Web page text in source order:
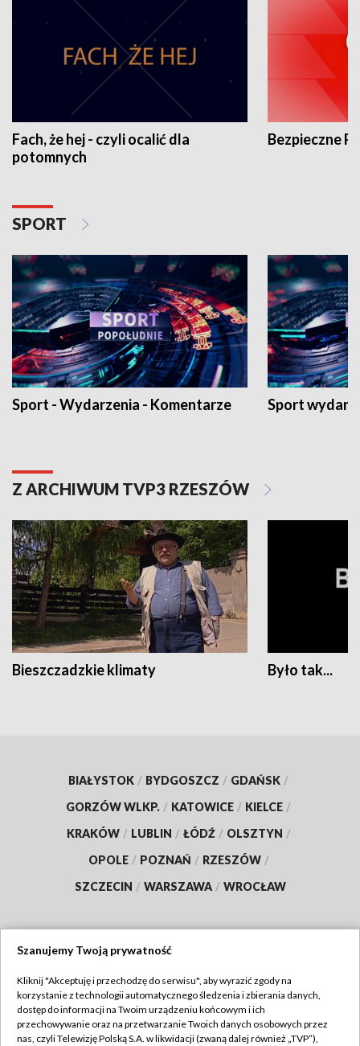
Fach, że hej - czyli ocalić dla
potomnych
Bezpieczne
SPORT
Sport - Wydarzenia - Komentarze Sport
Z ARCHIWUM TVP3 RZESZÓW
Bieszczadzkie klimaty Było tak...
BIAŁYSTOK / BYDGOSZCZ / GDAŃSK /
GORZÓW WLKP. / KATOWICE / KIELCE /
KRAKÓW / LUBLIN / ŁÓDŹ / OLSZTYN /
OPOLE / POZNAŃ / RZESZÓW /
SZCZECIN / WARSZAWA / WROCŁAW
TVP
Abonament TVP
Regulamin TVP
Szanujemy Twoją prywatność
Kliknij "Akceptuję i przechodzę do serwisu", aby wyrazić zgody na
korzystanie z technologii automatycznego śledzenia i zbierania danych,
dostęp do informacji na Twoim urządzeniu końcowym i ich
przechowywanie oraz na przetwarzanie Twoich danych osobowych przez
nas, czyli Telewizję Polską S.A. w likwidacji (zwaną dalej również „TVP”),